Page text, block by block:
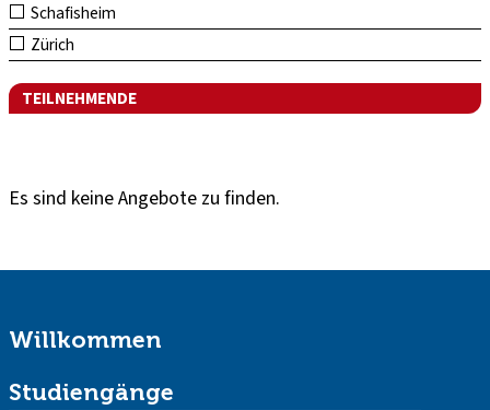
Schafisheim
Zürich
TEILNEHMENDE
Es sind keine Angebote zu finden.
Willkommen
Studiengänge